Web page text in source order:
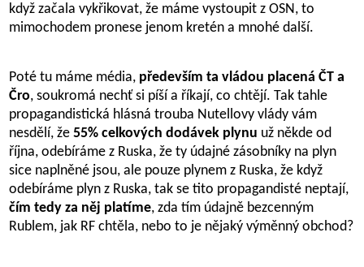
když začala vykřikovat, že máme vystoupit z OSN, to
mimochodem pronese jenom kretén a mnohé další.
Poté tu máme média, především ta vládou placená ČT a
Čro, soukromá nechť si píší a říkají, co chtějí. Tak tahle
propagandistická hlásná trouba Nutellovy vlády vám
nesdělí, že55% celkových dodávek plynu už někde od
října, odebíráme z Ruska, že ty údajné zásobníky na plyn
sice naplněné jsou, ale pouze plynem z Ruska, že když
odebíráme plyn z Ruska, tak se tito propagandisté neptají,
čím tedy za něj platíme, zda tím údajně bezcenným
Rublem, jak RF chtěla, nebo to je nějaký výměnný obchod?